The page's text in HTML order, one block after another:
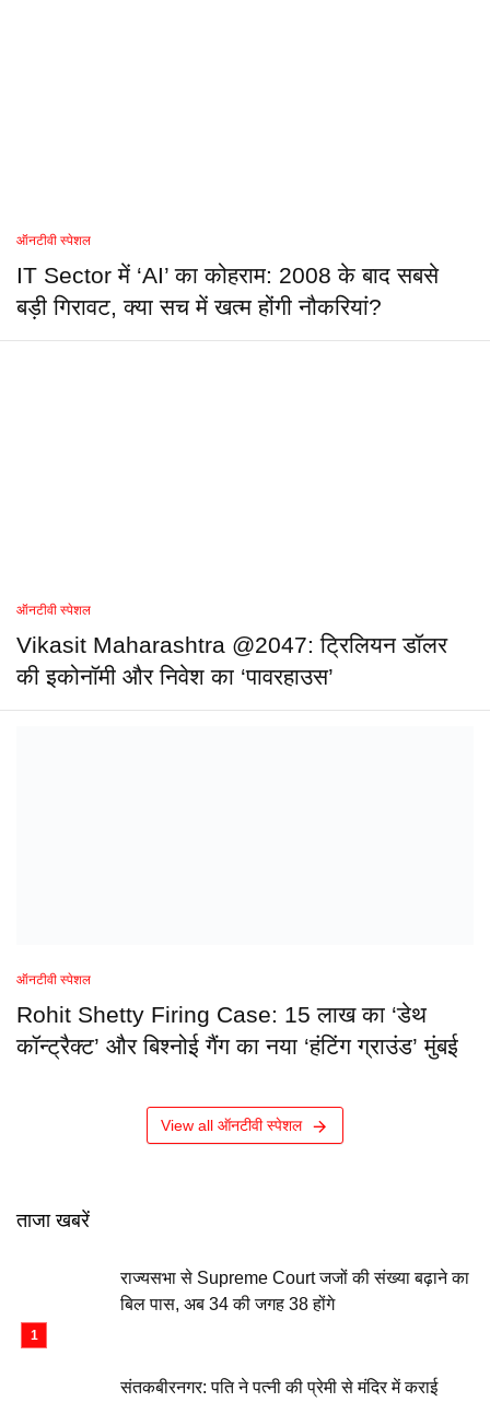
ऑनटीवी स्पेशल
IT Sector में ‘AI’ का कोहराम: 2008 के बाद सबसे
बड़ी गिरावट, क्या सच में खत्म होंगी नौकरियां?
ऑनटीवी स्पेशल
Vikasit Maharashtra @2047: ट्रिलियन डॉलर
की इकोनॉमी और निवेश का ‘पावरहाउस’
ऑनटीवी स्पेशल
Rohit Shetty Firing Case: 15 लाख का ‘डेथ
कॉन्ट्रैक्ट’ और बिश्नोई गैंग का नया ‘हंटिंग ग्राउंड’ मुंबई
View all ऑनटीवी स्पेशल
ताजा खबरें
राज्यसभा से Supreme Court जजों की संख्या बढ़ाने का
बिल पास, अब 34 की जगह 38 होंगे
संतकबीरनगर: पति ने पत्नी की प्रेमी से मंदिर में कराई